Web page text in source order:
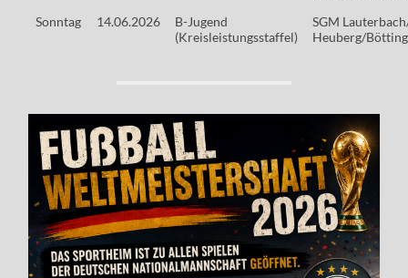
Sonntag
14.06.2026
B-Jugend
(Kreisleistungsstaffel)
SGM
Heuberg/